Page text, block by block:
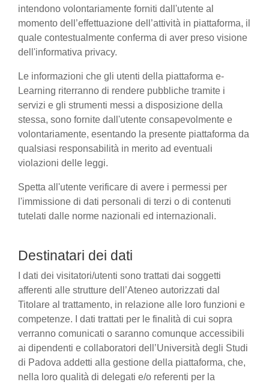
intendono volontariamente forniti dall'utente al
momento dell’effettuazione dell’attività in piattaforma, il
quale contestualmente conferma di aver preso visione
dell'informativa privacy.
Le informazioni che gli utenti della piattaforma e-
Learning riterranno di rendere pubbliche tramite i
servizi e gli strumenti messi a disposizione della
stessa, sono fornite dall'utente consapevolmente e
volontariamente, esentando la presente piattaforma da
qualsiasi responsabilità in merito ad eventuali
violazioni delle leggi.
Spetta all'utente verificare di avere i permessi per
l'immissione di dati personali di terzi o di contenuti
tutelati dalle norme nazionali ed internazionali.
Destinatari dei dati
I dati dei visitatori/utenti sono trattati dai soggetti
afferenti alle strutture dell’Ateneo autorizzati dal
Titolare al trattamento, in relazione alle loro funzioni e
competenze. I dati trattati per le finalità di cui sopra
verranno comunicati o saranno comunque accessibili
ai dipendenti e collaboratori dell’Università degli Studi
di Padova addetti alla gestione della piattaforma, che,
nella loro qualità di delegati e/o referenti per la